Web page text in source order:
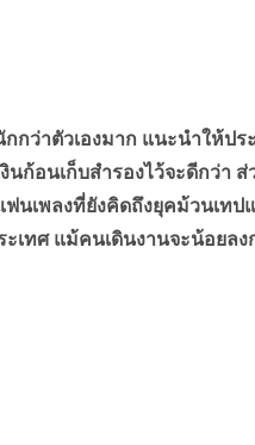
าตัวเองมาก แนะนำให้ปร
ก้อนเก็บสำรองไว้จะดีกว่า ส่
นเพลงที่ยังคิดถึงยุคม้วนเทป
ทศ แม้คนเดินงานจะน้อยลง